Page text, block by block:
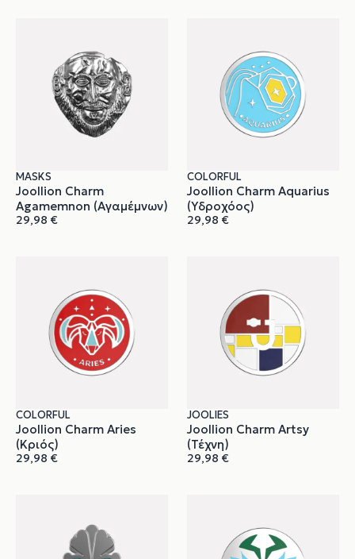
MASKS
Joollion Charm
Agamemnon (Αγαμέμνων)
29,98 €
COLORFUL
Joollion Charm Aquarius
(Υδροχόος)
29,98 €
COLORFUL
Joollion Charm Aries
(Κριός)
29,98 €
JOOLIES
Joollion Charm Artsy
(Τέχνη)
29,98 €